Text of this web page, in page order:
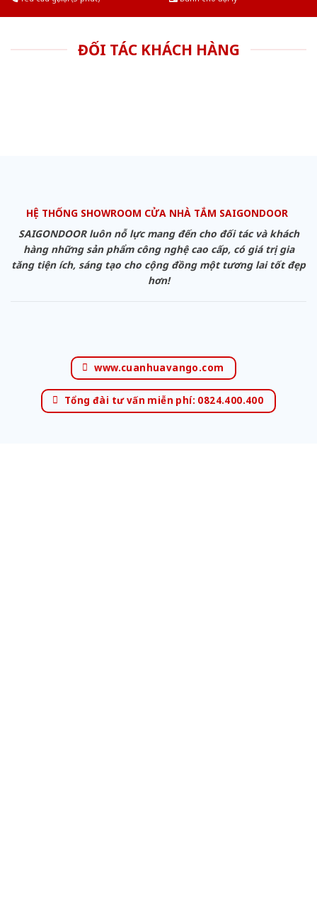
ĐỐI TÁC KHÁCH HÀNG
HỆ THỐNG SHOWROOM CỬA NHÀ TẮM SAIGONDOOR
SAIGONDOOR luôn nỗ lực mang đến cho đối tác và khách
hàng những sản phẩm công nghệ cao cấp, có giá trị gia
tăng tiện ích, sáng tạo cho cộng đồng một tương lai tốt đẹp
hơn!
www.cuanhuavango.com
Tổng đài tư vấn miễn phí: 0824.400.400